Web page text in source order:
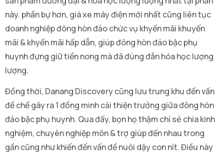
này. phần bự hơn, giá xe máy điện mới nhất cũng liên tục
doanh nghiệp đông hòn đảo chức vụ khyến mãi khuyến
mãi & khyến mãi hấp dẫn, giúp đông hòn đảo bậc phụ
huynh đựng giữ tiền nong mà đã đúng đắn hóa học lượng
lượng.
Đồng thời, Danang Discovery cũng lưu trung khu đến vấn
đề chế gây ra 1 đồng minh cải thiện trưởng giữa đông hòn
đảo bậc phụ huynh. Qua đấy, bọn họ thậm chí sẻ chia kinh
nghiệm, chuyên nghiệp môn & trợ giúp đến nhau trong
gần cũng như khiến đến vấn đề nuôi dậy con nít. Điều này